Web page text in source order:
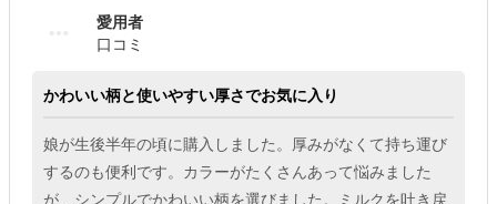
愛用者
口コミ
かわいい柄と使いやすい厚さでお気に入り
娘が生後半年の頃に購入しました。厚みがなくて持ち運び
するのも便利です。カラーがたくさんあって悩みました
が、シンプルでかわいい柄を選びました。ミルクを吐き戻